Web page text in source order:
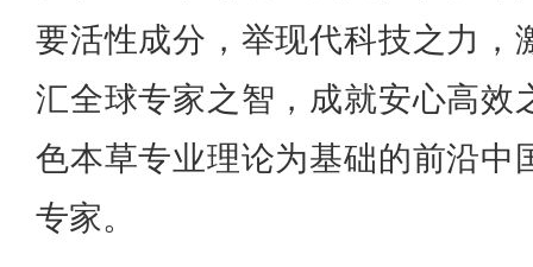
要活性成分，举现代科技之力，
汇全球专家之智，成就安心高效
色本草专业理论为基础的前沿中
专家。